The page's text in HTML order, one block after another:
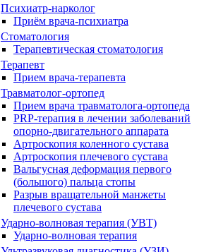
Психиатр-нарколог
Приём врача-психиатра
Стоматология
Терапевтическая стоматология
Терапевт
Прием врача-терапевта
Травматолог-ортопед
Прием врача травматолога-ортопеда
PRP-терапия в лечении заболеваний
опорно-двигательного аппарата
Артроскопия коленного сустава
Артроскопия плечевого сустава
Вальгусная деформация первого
(большого) пальца стопы
Разрыв вращательной манжеты
плечевого сустава
Ударно-волновая терапия (УВТ)
Ударно-волновая терапия